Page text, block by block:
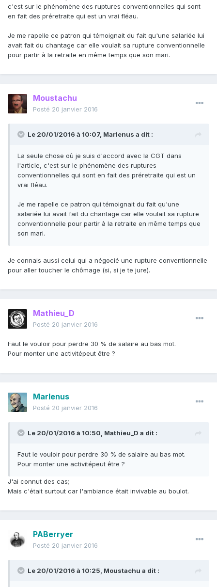
c'est sur le phénomène des ruptures conventionnelles qui sont
en fait des préretraite qui est un vrai fléau.
Je me rapelle ce patron qui témoignait du fait qu'une salariée lui
avait fait du chantage car elle voulait sa rupture conventionnelle
pour partir à la retraite en même temps que son mari.
Moustachu
Posté 20 janvier 2016
Le 20/01/2016 à 10:07, Marlenus a dit :
La seule chose où je suis d'accord avec la CGT dans
l'article, c'est sur le phénomène des ruptures
conventionnelles qui sont en fait des préretraite qui est un
vrai fléau.
Je me rapelle ce patron qui témoignait du fait qu'une
salariée lui avait fait du chantage car elle voulait sa rupture
conventionnelle pour partir à la retraite en même temps que
son mari.
Je connais aussi celui qui a négocié une rupture conventionnelle
pour aller toucher le chômage (si, si je te jure).
Mathieu_D
Posté 20 janvier 2016
Faut le vouloir pour perdre 30 % de salaire au bas mot.
Pour monter une activitépeut être ?
Marlenus
Posté 20 janvier 2016
Le 20/01/2016 à 10:50, Mathieu_D a dit :
Faut le vouloir pour perdre 30 % de salaire au bas mot.
Pour monter une activitépeut être ?
J'ai connut des cas;
Mais c'était surtout car l'ambiance était invivable au boulot.
PABerryer
Posté 20 janvier 2016
Le 20/01/2016 à 10:25, Moustachu a dit :